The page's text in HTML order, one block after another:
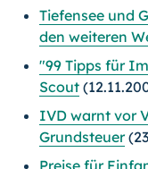
Tiefensee und
den weiteren
"99 Tipps für
Scout
IVD warnt vor
Grundsteuer
Preise für